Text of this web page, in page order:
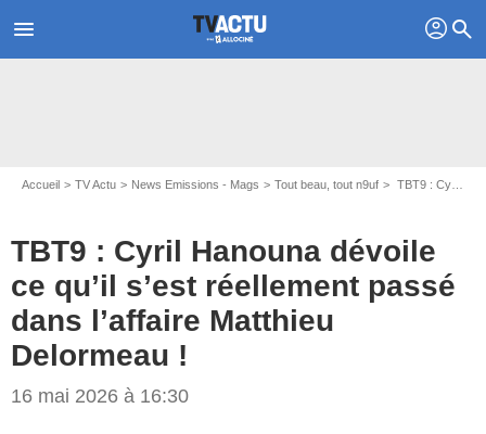
menu profil search
Accueil TV Actu News Emissions - Mags Tout beau, tout n9uf TBT9 : Cyril Hanouna dévoile ce qu’il s’est réellement passé dans l’affaire Matthieu Delormeau !
TBT9 : Cyril Hanouna dévoile
ce qu’il s’est réellement passé
dans l’affaire Matthieu
Delormeau !
16 mai 2026 à 16:30